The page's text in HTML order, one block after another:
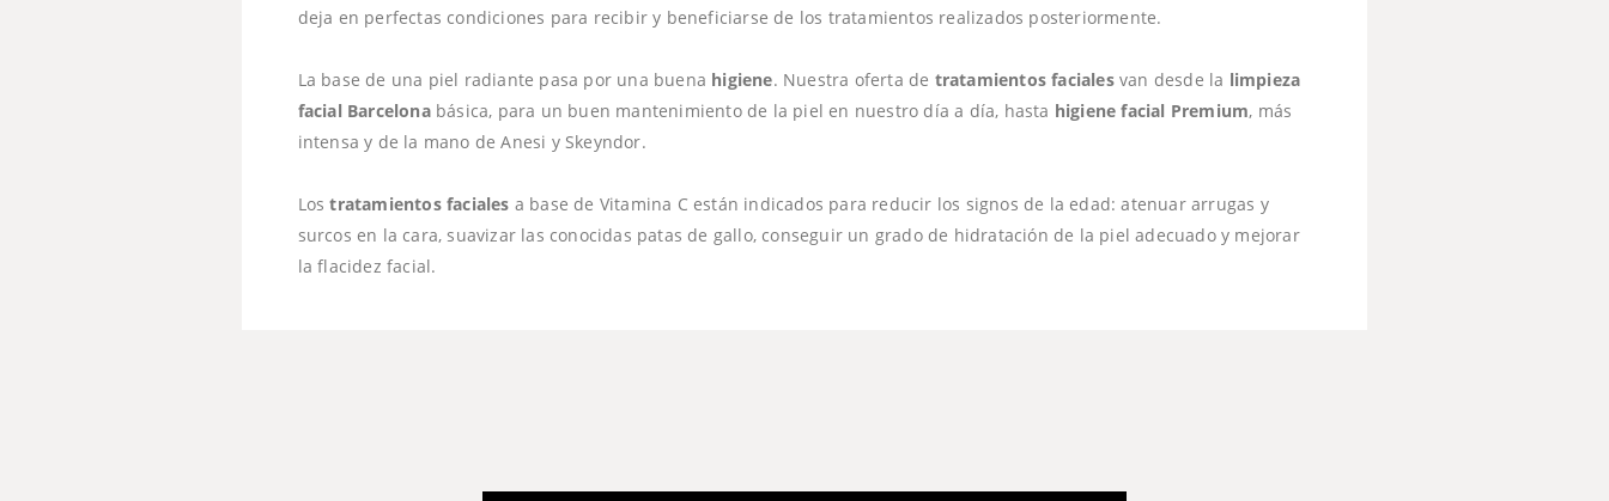
deja en perfectas condiciones para recibir y beneficiarse de los tratamientos realizados posteriormente.
La base de una piel radiante pasa por una buena higiene. Nuestra oferta de tratamientos facialesvan desde la limpieza
facial Barcelonabásica, para un buen mantenimiento de la piel en nuestro día a día, hasta higiene facial Premium, más
intensa y de la mano de Anesi y Skeyndor.
Lostratamientos faciales a base de Vitamina C están indicados para reducir los signos de la edad: atenuar arrugas y
surcos en la cara, suavizar las conocidas patas de gallo, conseguir un grado de hidratación de la piel adecuado y mejorar
la flacidez facial.